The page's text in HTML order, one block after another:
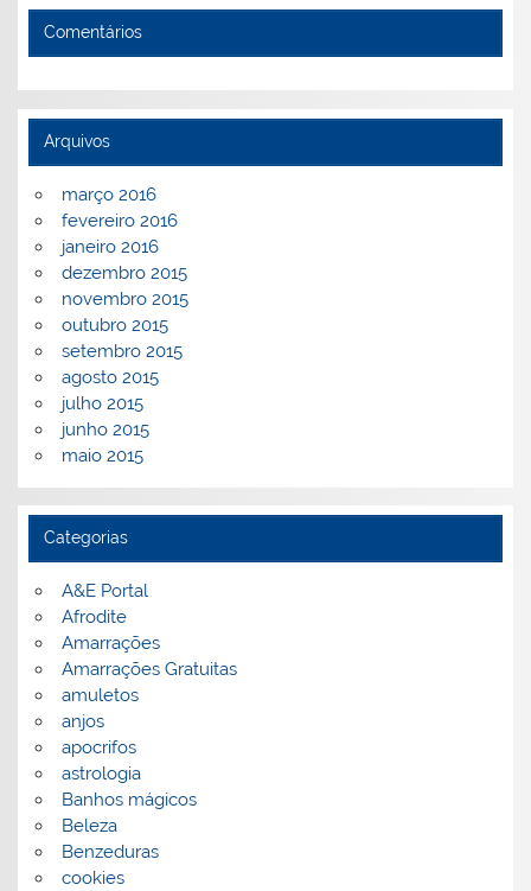
Comentários
Arquivos
março 2016
fevereiro 2016
janeiro 2016
dezembro 2015
novembro 2015
outubro 2015
setembro 2015
agosto 2015
julho 2015
junho 2015
maio 2015
Categorias
A&E Portal
Afrodite
Amarrações
Amarrações Gratuitas
amuletos
anjos
apocrifos
astrologia
Banhos mágicos
Beleza
Benzeduras
cookies